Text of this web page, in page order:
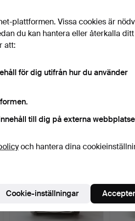
AUDEMARS PIGUET
Värdering
plattformen. Vissa cookies är
du kan hantera eller återkalla ditt
att:
för dig utifrån hur du använder
till dig på externa
och hantera dina
Cookie-inställningar